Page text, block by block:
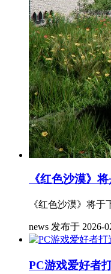
《红色沙漠》
《红色沙漠》将于
news 发布于 2026-
PC游戏爱好者